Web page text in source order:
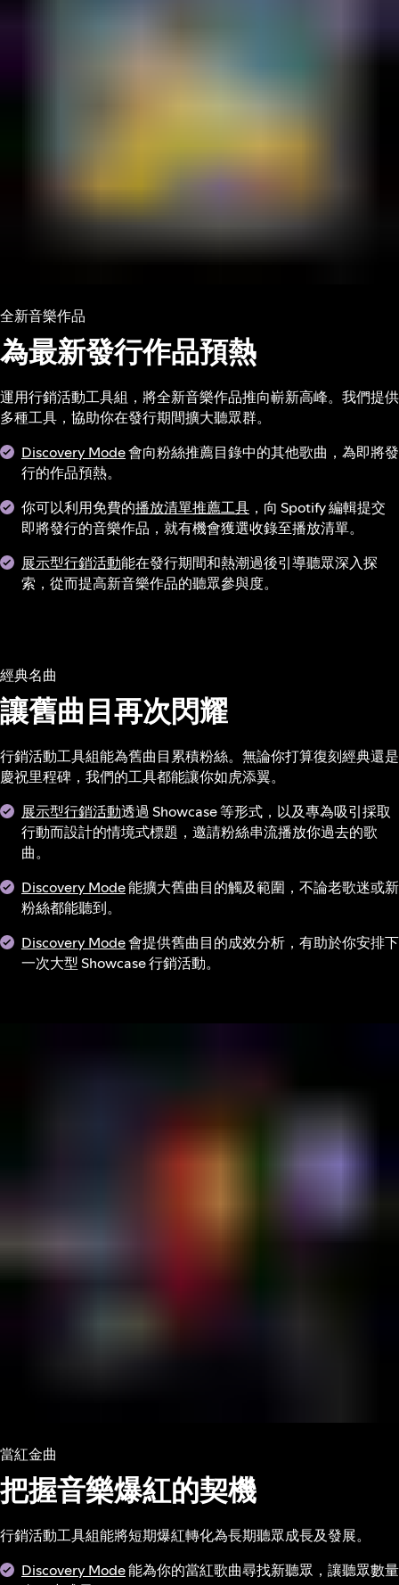
全新音樂作品
為最新發行作品預熱
運用行銷活動工具組，將全新音樂作品推向嶄新高峰。我們提供
多種工具，協助你在發行期間擴大聽眾群。
Discovery Mode會向粉絲推薦目錄中的其他歌曲，為即將發
行的作品預熱。
你可以利用免費的播放清單推薦工具 ，向 Spotify 編輯提交
即將發行的音樂作品，就有機會獲選收錄至播放清單。
展示型行銷活動能在發行期間和熱潮過後引導聽眾深入探
索，從而提高新音樂作品的聽眾參與度。
經典名曲
讓舊曲目再次閃耀
行銷活動工具組能為舊曲目累積粉絲。無論你打算復刻經典還是
慶祝里程碑，我們的工具都能讓你如虎添翼。
展示型行銷活動透過 Showcase 等形式，以及專為吸引採取
行動而設計的情境式標題，邀請粉絲串流播放你過去的歌
曲。
Discovery Mode能擴大舊曲目的觸及範圍，不論老歌迷或新
粉絲都能聽到。
Discovery Mode會提供舊曲目的成效分析，有助於你安排下
一次大型 Showcase 行銷活動。
當紅金曲
把握音樂爆紅的契機
行銷活動工具組能將短期爆紅轉化為長期聽眾成長及發展。
Discovery Mode能為你的當紅歌曲尋找新聽眾，讓聽眾數量